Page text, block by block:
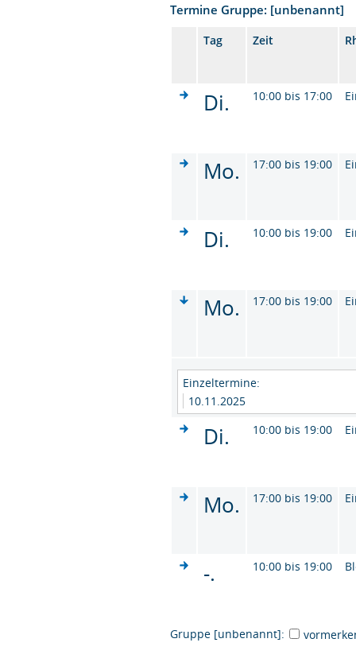
Termine Gruppe: [unbenannt]
Tag Zeit
Di. 10:00 bis 17:00
Mo. 17:00 bis 19:00
Di. 10:00 bis 19:00
Mo. 17:00 bis 19:00
Einzeltermine:
10.11.2025
Di. 10:00 bis 19:00
Mo. 17:00 bis 19:00
-. 10:00 bis 19:00
Gruppe [unbenannt]: